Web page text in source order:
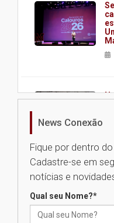
News Conexão
Fique por dentro
Cadastre-se em
notícias e
Qual seu Nome?*